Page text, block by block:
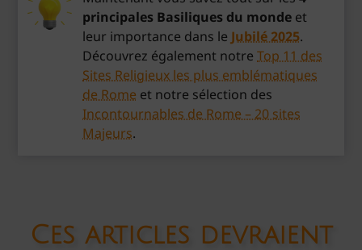
principales Basiliques du monde et
leur importance dans le Jubilé 2025.
Découvrez également notreTop 11 des
Sites Religieux les plus emblématiques
de Rome et notre sélection des
Incontournables de Rome – 20 sites
Majeurs.
Ces articles devraient